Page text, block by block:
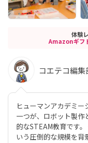
体験
Amazonギフ
コエテコ編
ヒューマンアカデミ
一つが、ロボット製
的なSTEAM教育です
いう圧倒的な規模を背